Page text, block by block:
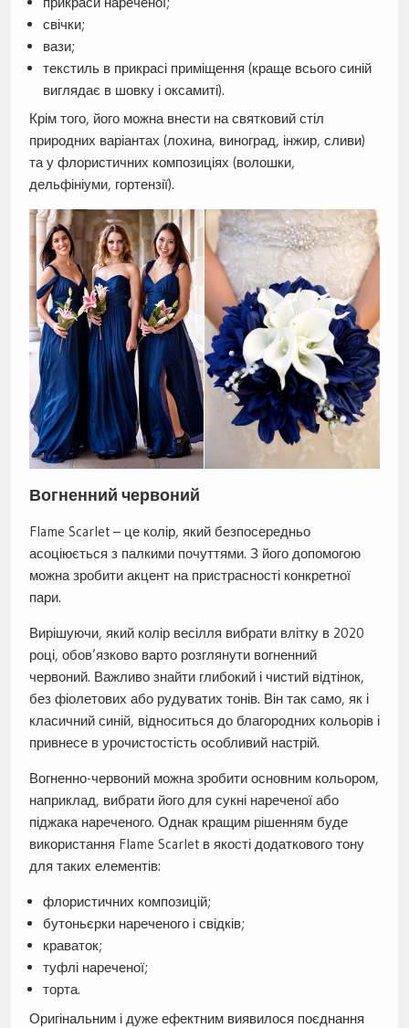
свічки;
вази;
текстиль в прикрасі приміщення (краще всього синій
виглядає в шовку і оксамиті).
Крім того, його можна внести на святковий стіл
природних варіантах (лохина, виноград, інжир, сливи)
та у флористичних композиціях (волошки,
дельфініуми, гортензії).
Вогненний червоний
Flame Scarlet – це колір, який безпосередньо
асоціюється з палкими почуттями. З його допомогою
можна зробити акцент на пристрасності конкретної
пари.
Вирішуючи, який колір весілля вибрати влітку в 2020
році, обов’язково варто розглянути вогненний
червоний. Важливо знайти глибокий і чистий відтінок,
без фіолетових або рудуватих тонів. Він так само, як і
класичний синій, відноситься до благородних кольорів і
привнесе в урочистостість особливий настрій.
Вогненно-червоний можна зробити основним кольором,
наприклад, вибрати його для сукні нареченої або
піджака нареченого. Однак кращим рішенням буде
використання Flame Scarlet в якості додаткового тону
для таких елементів:
флористичних композицій;
бутоньєрки нареченого і свідків;
краваток;
туфлі нареченої;
торта.
Оригінальним і дуже ефектним виявилося поєднання